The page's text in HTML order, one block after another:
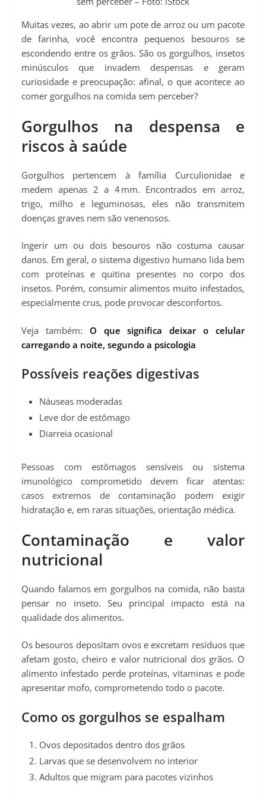
Muitas vezes, ao abrir um pote de arroz ou um pacote
de farinha, você encontra pequenos besouros se
escondendo entre os grãos. São os gorgulhos, insetos
minúsculos que invadem despensas e geram
curiosidade e preocupação: afinal, o que acontece ao
comer gorgulhos na comida sem perceber?
Gorgulhos na despensa e
riscos à saúde
Gorgulhos pertencem à família Curculionidae e
medem apenas 2 a 4 mm. Encontrados em arroz,
trigo, milho e leguminosas, eles não transmitem
doenças graves nem são venenosos.
Ingerir um ou dois besouros não costuma causar
danos. Em geral, o sistema digestivo humano lida bem
com proteínas e quitina presentes no corpo dos
insetos. Porém, consumir alimentos muito infestados,
especialmente crus, pode provocar desconfortos.
Veja também:
O que significa deixar o celular
carregando a noite, segundo a psicologia
Possíveis reações digestivas
Náuseas moderadas
Leve dor de estômago
Diarreia ocasional
Pessoas com estômagos sensíveis ou sistema
imunológico comprometido devem ficar atentas:
casos extremos de contaminação podem exigir
hidratação e, em raras situações, orientação médica.
Contaminação e valor
nutricional
Quando falamos em gorgulhos na comida, não basta
pensar no inseto. Seu principal impacto está na
qualidade dos alimentos.
Os besouros depositam ovos e excretam resíduos que
afetam gosto, cheiro e valor nutricional dos grãos. O
alimento infestado perde proteínas, vitaminas e pode
apresentar mofo, comprometendo todo o pacote.
Como os gorgulhos se espalham
Ovos depositados dentro dos grãos
Larvas que se desenvolvem no interior
Adultos que migram para pacotes vizinhos